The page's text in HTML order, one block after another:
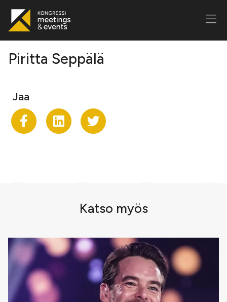
Piritta Seppälä
Jaa
Jaa Facekookiin
Share on LinkedIn
Katso myös